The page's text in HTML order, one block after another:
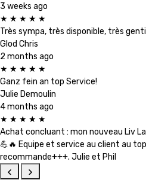
3 weeks ago
★ ★ ★ ★ ★
Très sympa, très disponible, très
Glod Chris
2 months ago
★ ★ ★ ★ ★
Ganz fein an top Service!
Julie Demoulin
4 months ago
★ ★ ★ ★ ★
Achat concluant : mon nouveau Liv
💪🔥 Equipe et service au client au
recommande+++. Julie et Phil